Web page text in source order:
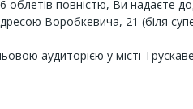
повністю, Ви надаєте
Воробкевича, 21 (біля
аудиторією у місті